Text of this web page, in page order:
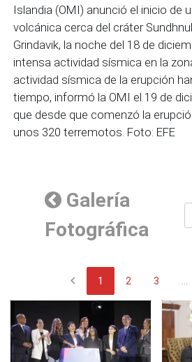
Islandia (OMI) anunció el inicio de
volcánica cerca del cráter
Grindavik, la noche del 18 de
intensa actividad sísmica en la
actividad sísmica de la erupción
tiempo, informó la OMI el 19 de
que desde que comenzó la
unos 320 terremotos. Foto: EFE
Galería
Fotográfica
chevron_left 1 2 3